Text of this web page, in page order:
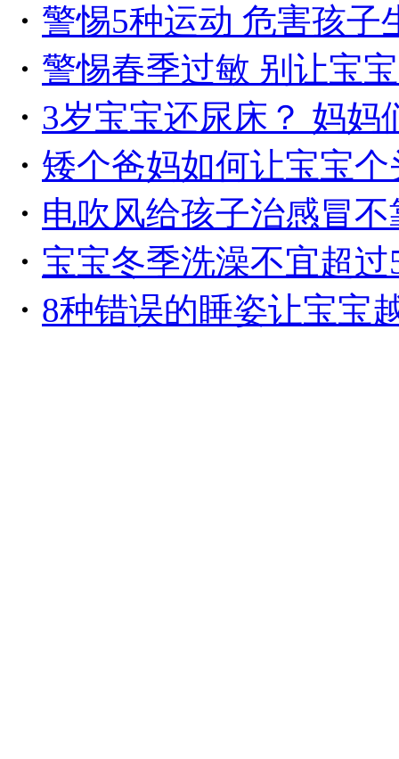
・ 警惕5种运动 危害孩子
・ 警惕春季过敏 别让宝
・ 3岁宝宝还尿床？ 妈妈
・ 矮个爸妈如何让宝宝个
・ 电吹风给孩子治感冒不
・ 宝宝冬季洗澡不宜超过
・ 8种错误的睡姿让宝宝